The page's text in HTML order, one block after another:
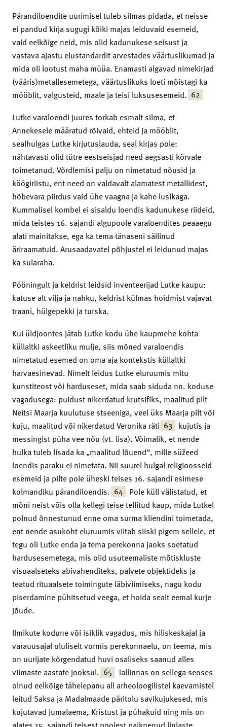
Pärandiloendite uurimisel tuleb silmas pidada, et neisse
ei pandud kirja sugugi kõiki majas leiduvaid esemeid,
vaid eelkõige neid, mis olid kadunukese seisust ja
vastava ajastu elustandardit arvestades väärtuslikumad ja
mida oli lootust maha müüa. Enamasti algavad nimekirjad
(vääris)metallesemetega, väärtuslikuks loeti mõistagi ka
mööblit, valgusteid, maale ja teisi luksusesemeid. 62
Lutke varaloendi juures torkab esmalt silma, et
Annekesele määratud rõivaid, ehteid ja mööblit,
sealhulgas Lutke kirjutuslauda, seal kirjas pole:
nähtavasti olid tütre eestseisjad need aegsasti kõrvale
toimetanud. Võrdlemisi palju on nimetatud nõusid ja
köögiriistu, ent need on valdavalt alamatest metallidest,
hõbevara piirdus vaid ühe vaagna ja kahe lusikaga.
Kummalisel kombel ei sisaldu loendis kadunukese riideid,
mida teistes 16. sajandi algupoole varaloendites peaaegu
alati mainitakse, ega ka tema tänaseni säilinud
äriraamatuid. Arusaadavatel põhjustel ei leidunud majas
ka sularaha.
Pööningult ja keldrist leidsid inventeerijad Lutke kaupu:
katuse alt vilja ja nahku, keldrist külmas hoidmist vajavat
traani, hülgepekki ja turska.
Kui üldjoontes jätab Lutke kodu ühe kaupmehe kohta
küllaltki askeetliku mulje, siis mõned varaloendis
nimetatud esemed on oma aja kontekstis küllaltki
harvaesinevad. Nimelt leidus Lutke eluruumis mitu
kunstiteost või harduseset, mida saab siduda nn. koduse
vagadusega: puidust nikerdatud krutsifiks, maalitud pilt
Neitsi Maarja kuulutuse stseeniga, veel üks Maarja pilt või
kuju, maalitud või nikerdatud Veronika räti 63 kujutis ja
messingist püha vee nõu (vt. lisa). Võimalik, et nende
hulka tuleb lisada ka „maalitud lõuend“, mille süžeed
loendis paraku ei nimetata. Nii suurel hulgal religioosseid
esemeid ja pilte pole üheski teises 16. sajandi esimese
kolmandiku pärandiloendis. 64 Pole küll välistatud, et
mõni neist võis olla kellegi teise tellitud kaup, mida Lutkel
polnud õnnestunud enne oma surma kliendini toimetada,
ent nende asukoht eluruumis viitab siiski pigem sellele, et
tegu oli Lutke enda ja tema perekonna jaoks soetatud
hardusesemetega, mis olid usuteemaliste mõtiskluste
visuaalseteks abivahenditeks, palvete objektideks ja
teatud rituaalsete toimingute läbiviimiseks, nagu kodu
piserdamine pühitsetud veega, et hoida sealt eemal kurje
jõude.
Ilmikute kodune või isiklik vagadus, mis hiliskeskajal ja
varauusajal oluliselt vormis perekonnaelu, on teema, mis
on uurijate kõrgendatud huvi osaliseks saanud alles
viimaste aastate jooksul. 65 Tallinnas on sellega seoses
olnud eelkõige tähelepanu all arheoloogilistel kaevamistel
leitud Saksa ja Madalmaade päritolu savikujukesed, mis
kujutavad Jumalaema, Kristust ja pühakuid ning mis on